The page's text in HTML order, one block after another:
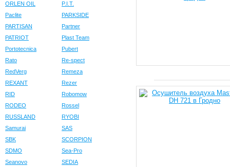
ORLEN OIL
P.I.T.
Paclite
PARKSIDE
PARTISAN
Partner
PATRIOT
Plast Team
Portotecnica
Pubert
Rato
Re-spect
RedVerg
Remeza
REXANT
Rezer
RID
Robomow
RODEO
Rossel
RUSSLAND
RYOBI
Samurai
SAS
SBK
SCORPION
SDMO
Sea-Pro
Seanovo
SEDIA